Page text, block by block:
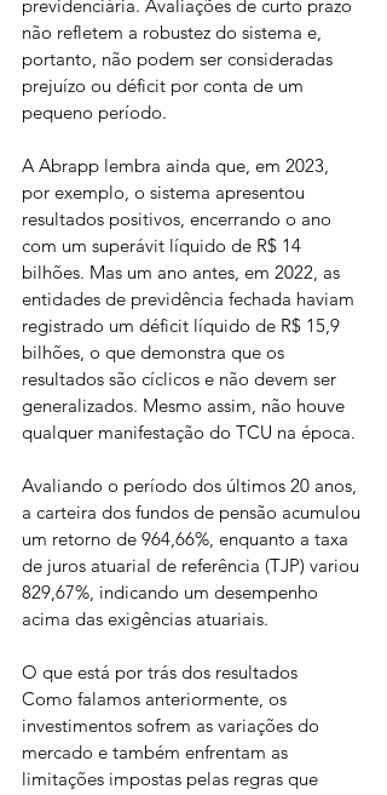
previdenciária. Avaliações de curto prazo
não refletem a robustez do sistema e,
portanto, não podem ser consideradas
prejuízo ou déficit por conta de um
pequeno período.
A Abrapp lembra ainda que, em 2023,
por exemplo, o sistema apresentou
resultados positivos, encerrando o ano
com um superávit líquido de R$ 14
bilhões. Mas um ano antes, em 2022, as
entidades de previdência fechada haviam
registrado um déficit líquido de R$ 15,9
bilhões, o que demonstra que os
resultados são cíclicos e não devem ser
generalizados. Mesmo assim, não houve
qualquer manifestação do TCU na época.
Avaliando o período dos últimos 20 anos,
a carteira dos fundos de pensão acumulou
um retorno de 964,66%, enquanto a taxa
de juros atuarial de referência (TJP) variou
829,67%, indicando um desempenho
acima das exigências atuariais.
O que está por trás dos resultados
Como falamos anteriormente, os
investimentos sofrem as variações do
mercado e também enfrentam as
limitações impostas pelas regras que